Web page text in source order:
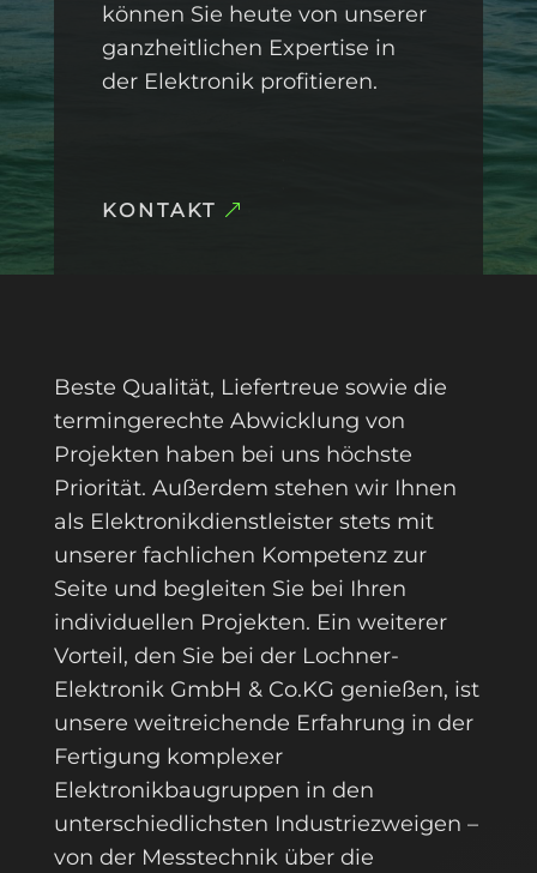
können Sie heute von unserer
ganzheitlichen Expertise in
der Elektronik profitieren.
KONTAKT
Beste Qualität, Liefertreue sowie die
termingerechte Abwicklung von
Projekten haben bei uns höchste
Priorität. Außerdem stehen wir Ihnen
als Elektronikdienstleister stets mit
unserer fachlichen Kompetenz zur
Seite und begleiten Sie bei Ihren
individuellen Projekten. Ein weiterer
Vorteil, den Sie bei der Lochner-
Elektronik GmbH & Co.KG genießen, ist
unsere weitreichende Erfahrung in der
Fertigung komplexer
Elektronikbaugruppen in den
unterschiedlichsten Industriezweigen –
von der Messtechnik über die